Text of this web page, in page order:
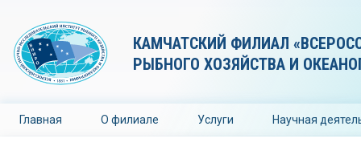
КАМЧАТСКИЙ ФИЛИАЛ
РЫБНОГО ХОЗЯЙСТВА И
Главная О филиале Услуги Научная